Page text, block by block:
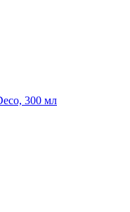
300 мл